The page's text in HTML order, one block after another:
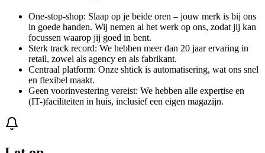
One-stop-shop: Slaap op je beide oren – jouw merk is bij ons
in goede handen. Wij nemen al het werk op ons, zodat jij kan
focussen waarop jij goed in bent.
Sterk track record: We hebben meer dan 20 jaar ervaring in
retail, zowel als agency en als fabrikant.
Centraal platform: Onze shtick is automatisering, wat ons snel
en flexibel maakt.
Geen voorinvestering vereist: We hebben alle expertise en
(IT-)faciliteiten in huis, inclusief een eigen magazijn.